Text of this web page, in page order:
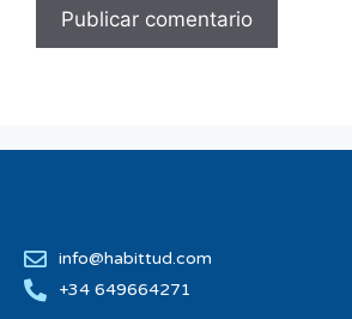
info@habittud.com
+34 649664271